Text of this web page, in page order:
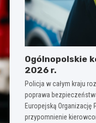
Ogólnopolskie
2026 r.
Policja w całym kraju
poprawa
Europejską Organizację
przypomnienie